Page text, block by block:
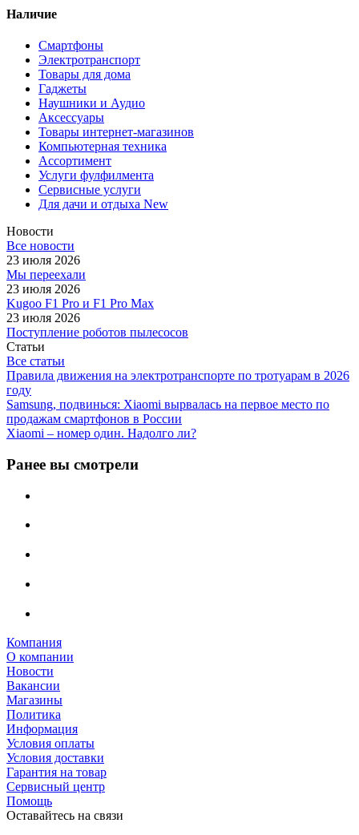
Наличие
Смартфоны
Электротранспорт
Товары для дома
Гаджеты
Наушники и Аудио
Аксессуары
Товары интернет-магазинов
Компьютерная техника
Ассортимент
Услуги фулфилмента
Сервисные услуги
Для дачи и отдыха New
Новости
Все новости
23 июля 2026
Мы переехали
23 июля 2026
Kugoo F1 Pro и F1 Pro Max
23 июля 2026
Поступление роботов пылесосов
Статьи
Все статьи
Правила движения на электротранспорте по тротуарам в 2026
году
Samsung, подвинься: Xiaomi вырвалась на первое место по
продажам смартфонов в России
Xiaomi – номер один. Надолго ли?
Ранее вы смотрели
Компания
О компании
Новости
Вакансии
Магазины
Политика
Информация
Условия оплаты
Условия доставки
Гарантия на товар
Сервисный центр
Помощь
Оставайтесь на связи